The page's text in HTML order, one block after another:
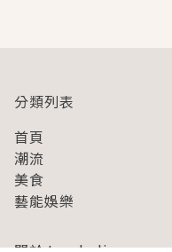
分類列表
首頁
潮流
美食
藝能娛樂